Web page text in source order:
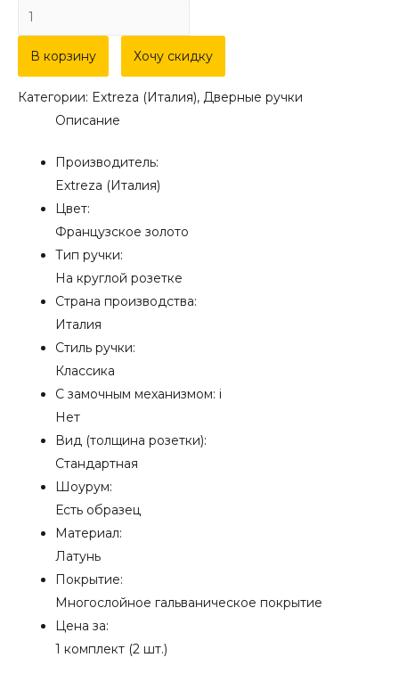
Количество
товара
Дверная
ручка
Extreza
"EVITA"
розетке
французское
золото
коричневый
В корзину Хочу скидку
Категории: Extreza (Италия), Дверные ручки
Описание
Производитель:
Extreza (Италия)
Цвет:
Французское золото
Тип ручки:
На круглой розетке
Страна производства:
Италия
Стиль ручки:
Классика
С замочным механизмом: i
Нет
Вид (толщина розетки):
Стандартная
Шоурум:
Есть образец
Материал:
Латунь
Покрытие:
Многослойное гальваническое покрытие
Цена за:
1 комплект (2 шт.)